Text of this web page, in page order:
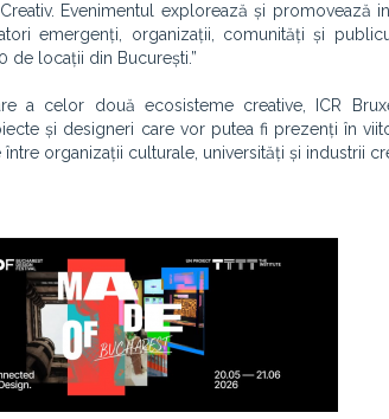
Evenimentul explorează și promovează
emergenți, organizații, comunități și
de locații din București.”
a celor două ecosisteme creative, ICR
și designeri care vor putea fi prezenți în
organizații culturale, universități și industrii